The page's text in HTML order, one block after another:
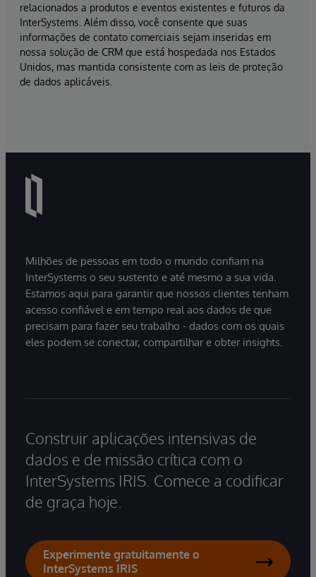
relacionados a produtos e eventos existentes e futuros da
InterSystems. Além disso, você consente que suas
informações de contato comerciais sejam inseridas em
nossa solução de CRM que está hospedada nos Estados
Unidos, mas mantida consistente com as leis de proteção
de dados aplicáveis.
Milhões de pessoas em todo o mundo confiam na
InterSystems o seu sustento e até mesmo a sua vida.
Estamos aqui para garantir que nossos clientes tenham
acesso confiável e em tempo real aos dados de que
precisam para fazer seu trabalho - dados com os quais
eles podem se conectar, compartilhar e obter insights.
Construir aplicações intensivas de
dados e de missão crítica com o
InterSystems IRIS. Comece a codificar
de graça hoje.
Experimente gratuitamente o
InterSystems IRIS